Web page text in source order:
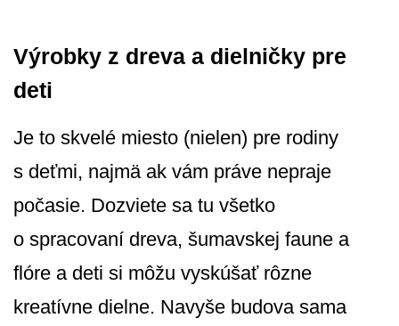
Výrobky z dreva a dielničky pre
deti
Je to skvelé miesto (nielen) pre rodiny
s deťmi, najmä ak vám práve nepraje
počasie. Dozviete sa tu všetko
o spracovaní dreva, šumavskej faune a
flóre a deti si môžu vyskúšať rôzne
kreatívne dielne. Navyše budova sama